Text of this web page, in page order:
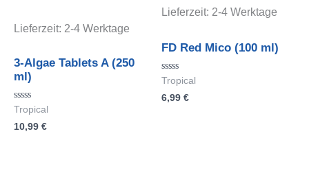
Lieferzeit: 2-4 Werktage
3-Algae Tablets A (250
ml)
Bewertet
0
Tropical
10,99 €
Lieferzeit: 2-4 Werktage
FD Red Mico (100 ml)
Bewertet
0
Tropical
6,99 €